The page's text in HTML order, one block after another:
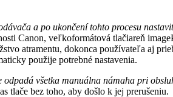
a po ukončení tohto procesu
Canon, veľkoformátová tlačiareň
atramentu, dokonca používateľa aj
použije potrebné nastavenia.
všetka manuálna námaha pri
tlače bez toho, aby došlo k jej prerušeniu.